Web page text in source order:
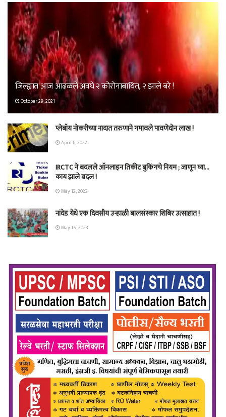
जिल्ह्यात आज आढळले अवघे २ कोरोनाबाधित, २ झाले बरे !
October 29, 2021
प्लेबॉय नोकरीच्या नादात तरुणाने गमावले पावणेदोन लाख !
April 6, 2022
IRCTC ने बदलले ऑनलाइन तिकीट बुकिंगचे नियम ; जाणून घ्या…
काय झाले बदल !
May 12, 2022
नांदेड येथे एक दिवसीय उन्हाळी बालसंस्कार शिबिर उत्साहात !
May 15, 2023